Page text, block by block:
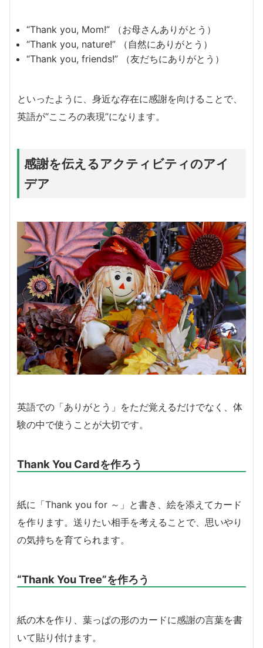
“Thank you, Mom!” （お母さんありがとう）
“Thank you, nature!” （自然にありがとう）
“Thank you, friends!” （友だちにありがとう）
といったように、身近な存在に感謝を向けることで、
英語が“こころの表現”になります。
感謝を伝えるアクティビティのアイ
デア
英語での「ありがとう」をただ覚えるだけでなく、体
験の中で使うことが大切です。
Thank You Cardを作ろう
紙に「Thank you for ～」と書き、絵を添えてカード
を作ります。送りたい相手を考えることで、思いやり
の気持ちを育てられます。
“Thank You Tree”を作ろう
紙の木を作り、葉っぱの形のカードに感謝の言葉を書
いて貼り付けます。